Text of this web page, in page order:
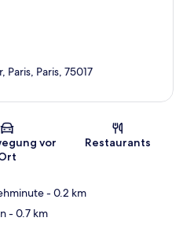
Karte
Paris, 75017
vor
Restaurants
- 0.2 km
- 0.7 km